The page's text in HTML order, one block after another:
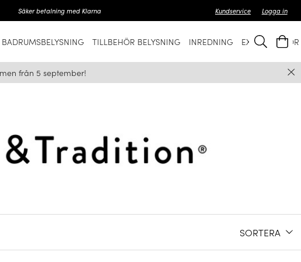
Säker betalning med Klarna Kundservice Logga in
BADRUMSBELYSNING TILLBEHÖR BELYSNING INREDNING EXKLUSIVT
från 5 september!
SORTERA